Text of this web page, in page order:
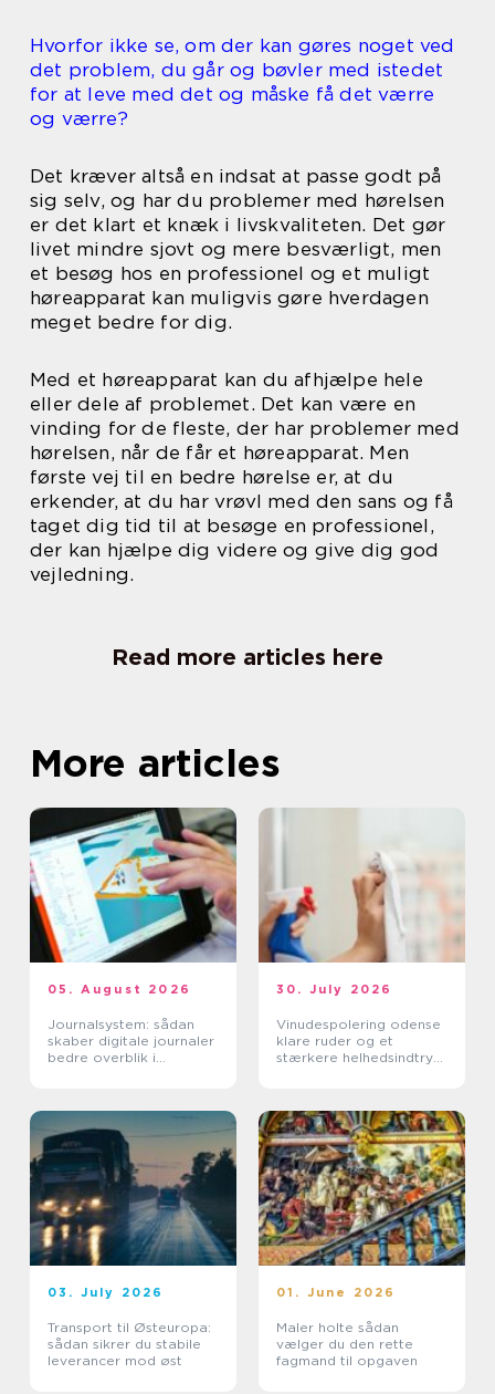
Hvorfor ikke se, om der kan gøres noget ved
det problem, du går og bøvler med istedet
for at leve med det og måske få det værre
og værre?
Det kræver altså en indsat at passe godt på
sig selv, og har du problemer med hørelsen
er det klart et knæk i livskvaliteten. Det gør
livet mindre sjovt og mere besværligt, men
et besøg hos en professionel og et muligt
høreapparat kan muligvis gøre hverdagen
meget bedre for dig.
Med et høreapparat kan du afhjælpe hele
eller dele af problemet. Det kan være en
vinding for de fleste, der har problemer med
hørelsen, når de får et høreapparat. Men
første vej til en bedre hørelse er, at du
erkender, at du har vrøvl med den sans og få
taget dig tid til at besøge en professionel,
der kan hjælpe dig videre og give dig god
vejledning.
Read more articles here
More articles
05. August 2026
Journalsystem: sådan
skaber digitale journaler
bedre overblik i
30. July 2026
Vinudespolering odense
klare ruder og et
stærkere helhedsindtryk
03. July 2026
Transport til Østeuropa:
sådan sikrer du stabile
leverancer mod øst
01. June 2026
Maler holte sådan
vælger du den rette
fagmand til opgaven